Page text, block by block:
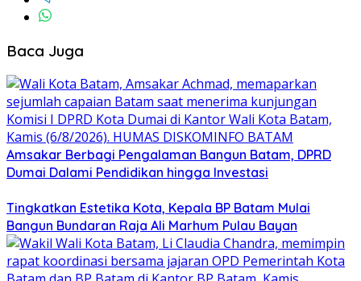
Baca Juga
Amsakar Berbagi Pengalaman Bangun Batam, DPRD
Dumai Dalami Pendidikan hingga Investasi
Tingkatkan Estetika Kota, Kepala BP Batam Mulai
Bangun Bundaran Raja Ali Marhum Pulau Bayan